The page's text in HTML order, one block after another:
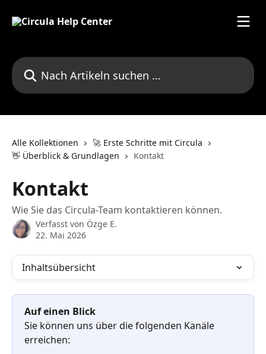
Nach Artikeln suchen …
Alle Kollektionen
🚀 Erste Schritte mit Circula
👋 Überblick & Grundlagen
Kontakt
Kontakt
Wie Sie das Circula-Team kontaktieren können.
Verfasst von Özge E.
22. Mai 2026
Inhaltsübersicht
Auf einen Blick
Sie können uns über die folgenden Kanäle
erreichen: